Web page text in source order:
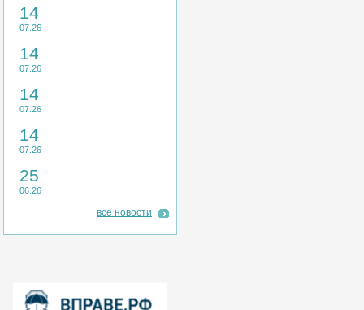
14
07.26
14
07.26
14
07.26
14
07.26
25
06.26
все новости